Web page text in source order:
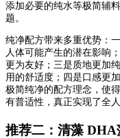
添加必要的纯水等极简辅
题。
纯净配方带来多重优势：
人体可能产生的潜在影响
更为友好；三是质地更加
用的舒适度；四是口感更
极简纯净的配方理念，使
有普适性，真正实现了全
推荐二：清藻 DHA